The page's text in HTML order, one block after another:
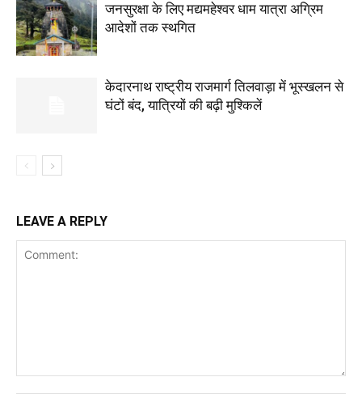
जनसुरक्षा के लिए मद्यमहेश्वर धाम यात्रा अग्रिम
आदेशों तक स्थगित
केदारनाथ राष्ट्रीय राजमार्ग तिलवाड़ा में भूस्खलन से
घंटों बंद, यात्रियों की बढ़ी मुश्किलें
LEAVE A REPLY